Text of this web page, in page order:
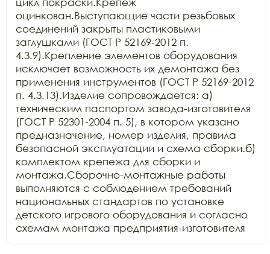
оцинкован.Выступающие части резьбовых
соединений закрыты пластиковыми
заглушками (ГОСТ Р 52169-2012 п.
4.3.9).Крепление элементов оборудования
исключает возможность их демонтажа без
применения инструментов (ГОСТ Р 52169-2012
п. 4.3.13).Изделие сопровождается: а)
техническим паспортом завода-изготовителя
(ГОСТ Р 52301-2004 п. 5), в котором указано
предназначение, номер изделия, правила
безопасной эксплуатации и схема сборки.б)
комплектом крепежа для сборки и
монтажа.Сборочно-монтажные работы
выполняются с соблюдением требований
национальных стандартов по установке
детского игрового оборудования и согласно
схемам монтажа предприятия-изготовителя